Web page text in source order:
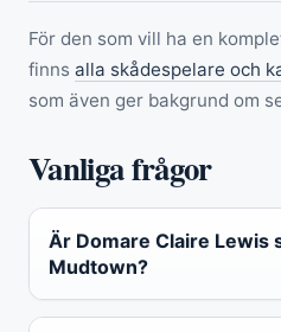
För den som vill ha en
finns alla skådespelare och
som även ger bakgrund om
Vanliga frågor
Är Domare Claire Lewis
Mudtown?